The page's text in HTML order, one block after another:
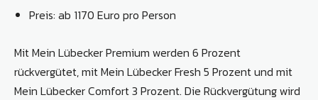
Preis: ab 1170 Euro pro Person
Mit Mein Lübecker Premium werden 6 Prozent
rückvergütet, mit Mein Lübecker Fresh 5 Prozent und mit
Mein Lübecker Comfort 3 Prozent. Die Rückvergütung wird